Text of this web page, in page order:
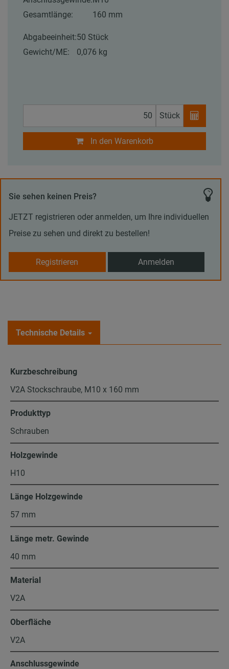
Gesamtlänge:
160 mm
Abgabeeinheit:50 Stück
Gewicht/ME:
0,076 kg
Stück
In den Warenkorb
Sie sehen keinen Preis?
JETZT registrieren oder anmelden, um Ihre individuellen
Preise zu sehen und direkt zu bestellen!
Registrieren Anmelden
Technische Details
Kurzbeschreibung
V2A Stockschraube, M10 x 160 mm
Produkttyp
Schrauben
Holzgewinde
H10
Länge Holzgewinde
57 mm
Länge metr. Gewinde
40 mm
Material
V2A
Oberfläche
V2A
Anschlussgewinde